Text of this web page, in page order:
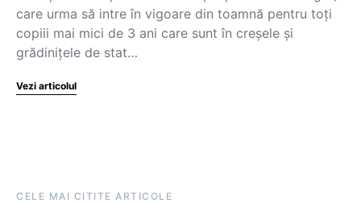
care urma să intre în vigoare din toamnă pentru toți
copiii mai mici de 3 ani care sunt în creșele și
grădinițele de stat…
Vezi articolul
CELE MAI CITITE ARTICOLE